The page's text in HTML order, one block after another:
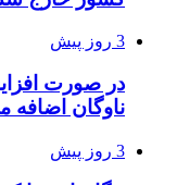
3 روز پیش
در صورت
ناوگان
3 روز پیش